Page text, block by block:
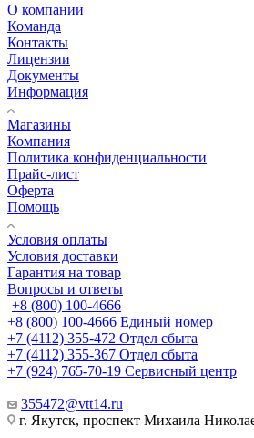
О компании
Команда
Контакты
Лицензии
Документы
Информация
Магазины
Компания
Политика конфиденциальности
Прайс-лист
Оферта
Помощь
Условия оплаты
Условия доставки
Гарантия на товар
Вопросы и ответы
+8 (800) 100-4666
+8 (800) 100-4666 Единый номер
+7 (4112) 355-472 Отдел сбыта
+7 (4112) 355-367 Отдел сбыта
+7 (924) 765-70-19 Сервисный центр
355472@vtt14.ru
г. Якутск, проспект Михаила